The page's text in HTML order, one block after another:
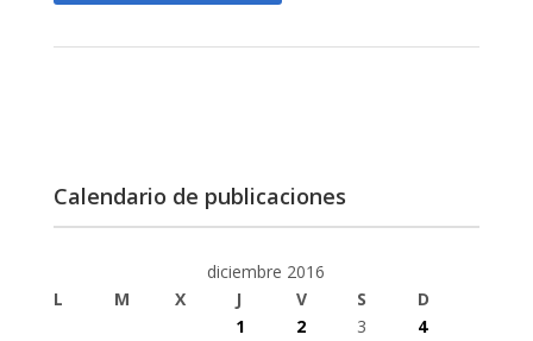
Calendario de publicaciones
diciembre 2016
L
M X J V S
D
1
2 3
4